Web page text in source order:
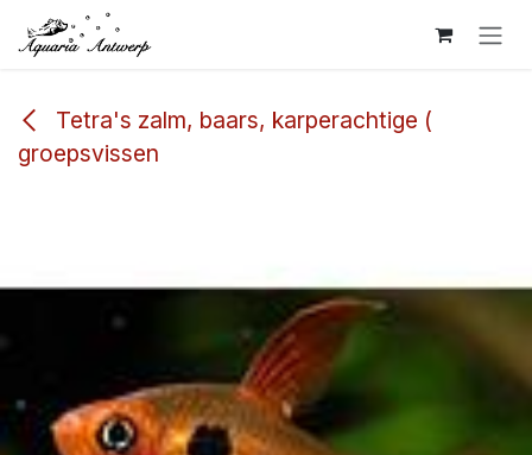
Overslaan naar inhoud
Tetra's zalm, baars, karperachtige (
groepsvissen